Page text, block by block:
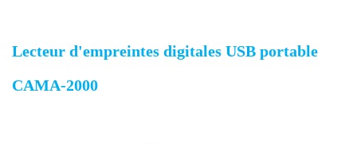
Lecteur d'empreintes digitales USB portable
CAMA-2000